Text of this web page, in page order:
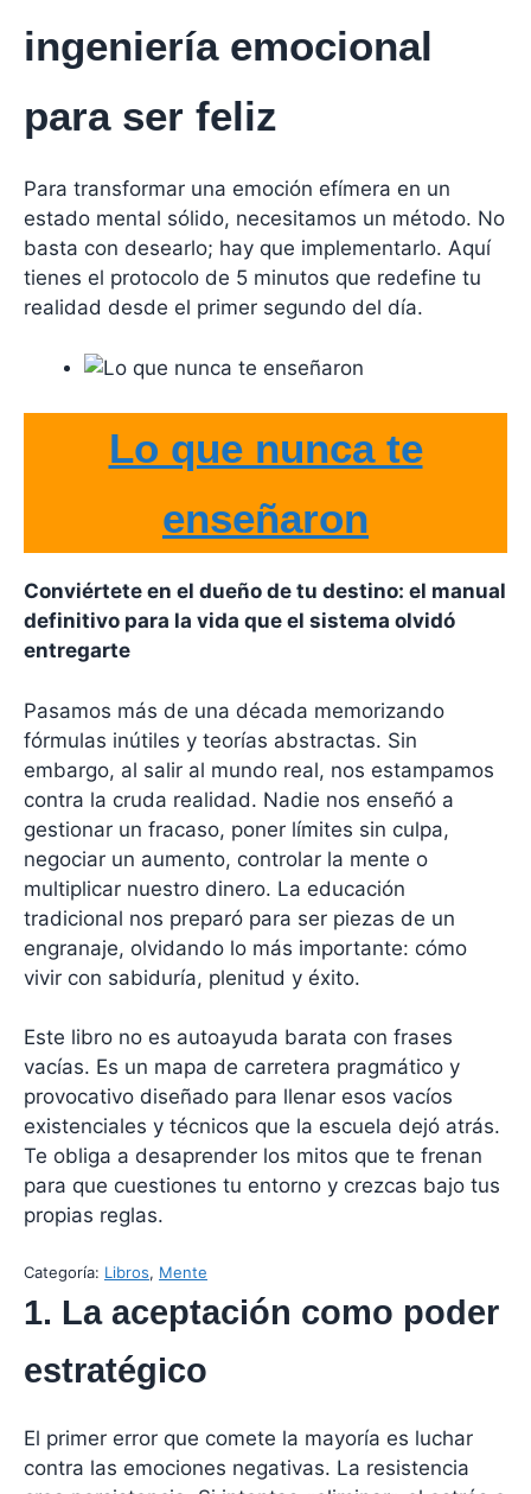
ingeniería emocional
para ser feliz
Para transformar una emoción efímera en un
estado mental sólido, necesitamos un método. No
basta con desearlo; hay que implementarlo. Aquí
tienes el protocolo de 5 minutos que redefine tu
realidad desde el primer segundo del día.
Lo que nunca te
enseñaron
Conviértete en el dueño de tu destino: el manual
definitivo para la vida que el sistema olvidó
entregarte
Pasamos más de una década memorizando
fórmulas inútiles y teorías abstractas. Sin
embargo, al salir al mundo real, nos estampamos
contra la cruda realidad. Nadie nos enseñó a
gestionar un fracaso, poner límites sin culpa,
negociar un aumento, controlar la mente o
multiplicar nuestro dinero. La educación
tradicional nos preparó para ser piezas de un
engranaje, olvidando lo más importante: cómo
vivir con sabiduría, plenitud y éxito.
Este libro no es autoayuda barata con frases
vacías. Es un mapa de carretera pragmático y
provocativo diseñado para llenar esos vacíos
existenciales y técnicos que la escuela dejó atrás.
Te obliga a desaprender los mitos que te frenan
para que cuestiones tu entorno y crezcas bajo tus
propias reglas.
Categoría: Libros, Mente
1. La aceptación como poder
estratégico
El primer error que comete la mayoría es luchar
contra las emociones negativas. La resistencia